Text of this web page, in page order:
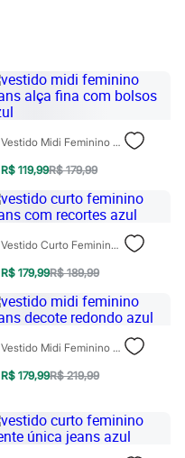
Vestido Midi Feminino Jeans Alça Fina Com Bolsos Azul
R$ 119,99R$ 179,99
Vestido Curto Feminino Jeans Com Recortes Azul
R$ 179,99R$ 189,99
Vestido Midi Feminino Jeans Decote Redondo Azul
R$ 179,99R$ 219,99